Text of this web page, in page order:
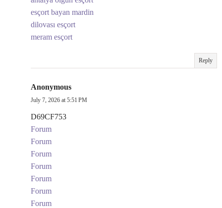
esçort bayan mardin
dilovası esçort
meram esçort
Reply
Anonymous
July 7, 2026 at 5:51 PM
D69CF753
Forum
Forum
Forum
Forum
Forum
Forum
Forum